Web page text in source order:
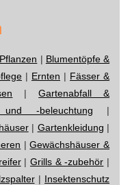
| Blumentöpfe &
| Ernten | Fässer &
|Gartenabfall &
und -beleuchtung |
| Gartenkleidung |
|Gewächshäuser &
|Grills & -zubehör |
| Insektenschutz